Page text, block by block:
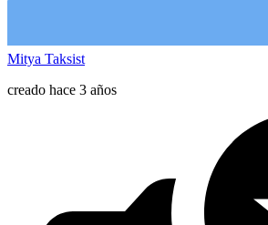
Mitya Taksist
creado hace 3 años